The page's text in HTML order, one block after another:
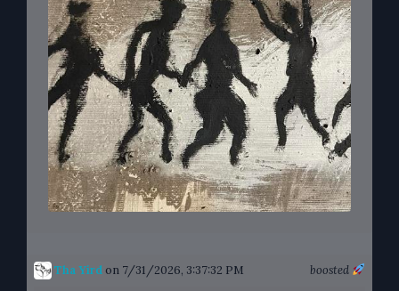
boosted
Tha Yird on 7/31/2026, 3:37:32 PM